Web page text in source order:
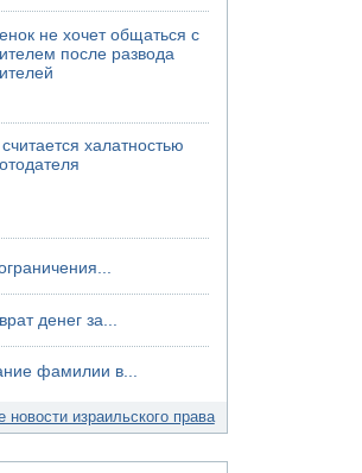
не хочет общаться с
после развода
халатностью
денег за...
фамилии в...
новости израильского права